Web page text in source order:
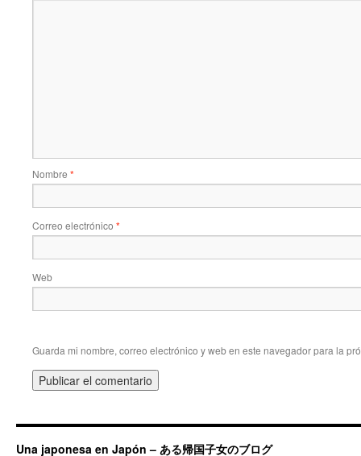
Nombre *
Correo electrónico *
Web
Guarda mi nombre, correo electrónico y web en este navegador para la
Una japonesa en Japón – ある帰国子女のブログ